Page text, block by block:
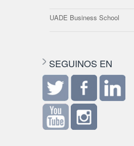
UADE Business School
SEGUINOS EN